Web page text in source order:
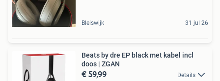
Bleiswijk 31 jul 26
Beats by dre EP black met kabel incl
doos | ZGAN
€ 59,99 Details